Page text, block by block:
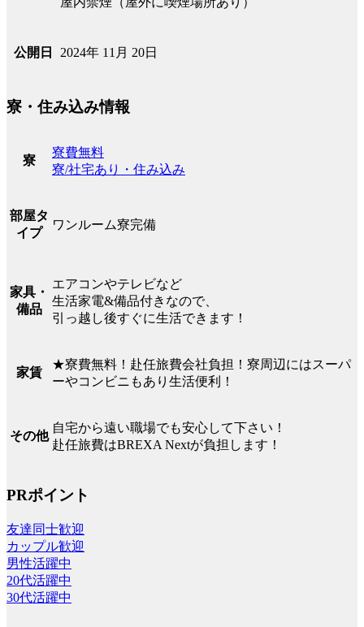
公開日 2024年 11月 20日
寮・住み込み情報
寮
寮費無料
寮/社宅あり・住み込み
部屋タ
イプ
ワンルーム寮完備
家具・
備品
エアコンやテレビなど
生活家電&備品付きなので、
引っ越し後すぐに生活できます！
家賃
★寮費無料！赴任旅費会社負担！寮周辺にはスーパ
ーやコンビニもあり生活便利！
その他
自宅から遠い職場でも安心して下さい！
赴任旅費はBREXA Nextが負担します！
PRポイント
友達同士歓迎
カップル歓迎
男性活躍中
20代活躍中
30代活躍中